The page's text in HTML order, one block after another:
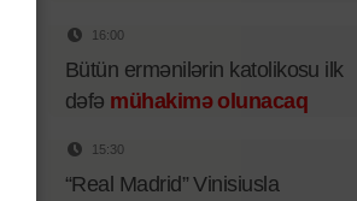
16:00
Bütün ermənilərin katolikosu ilk
dəfə mühakimə olunacaq
15:30
“Real Madrid” Vinisiusla